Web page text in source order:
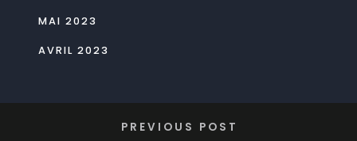
MAI 2023
AVRIL 2023
PREVIOUS POST